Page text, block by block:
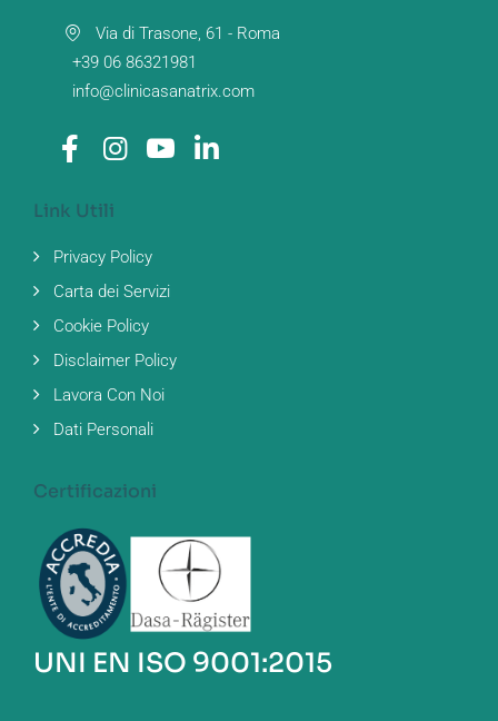
Via di Trasone, 61 - Roma
+39 06 86321981
info@clinicasanatrix.com
Link Utili
Privacy Policy
Carta dei Servizi
Cookie Policy
Disclaimer Policy
Lavora Con Noi
Dati Personali
Certificazioni
UNI EN ISO 9001:2015